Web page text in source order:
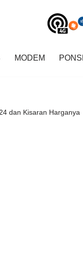
MODEM
dan Kisaran Harganya